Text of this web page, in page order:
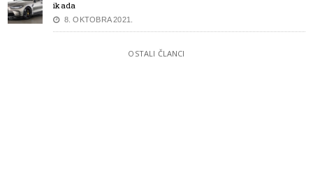
ikada
8. OKTOBRA 2021.
OSTALI ČLANCI